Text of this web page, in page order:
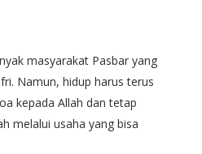
masyarakat Pasbar yang
Namun, hidup harus terus
kepada Allah dan tetap
melalui usaha yang bisa